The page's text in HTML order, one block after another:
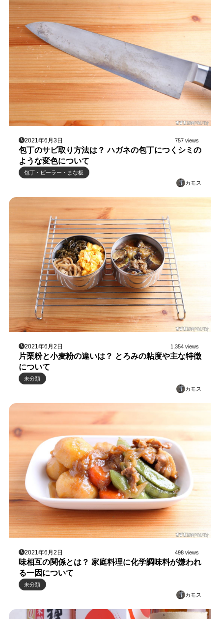
2021年6月3日 757 views
包丁のサビ取り方法は？ ハガネの包丁につくシミの
ような変色について
包丁・ピーラー・まな板
カモス
2021年6月2日 1,354 views
片栗粉と小麦粉の違いは？ とろみの粘度や主な特徴
について
未分類
カモス
2021年6月2日 498 views
味相互の関係とは？ 家庭料理に化学調味料が嫌われ
る一因について
未分類
カモス